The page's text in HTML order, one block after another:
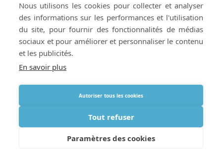
Comment préparer votre hôtel ou
location de vacances à la livraison
d’oxygène à l’étranger
Nous utilisons les cookies pour collecter et analyser
des informations sur les performances et l'utilisation
du site, pour fournir des fonctionnalités de médias
sociaux et pour améliorer et personnaliser le contenu
et les publicités.
En savoir plus
Autoriser tous les cookies
Tout refuser
Paramètres des cookies